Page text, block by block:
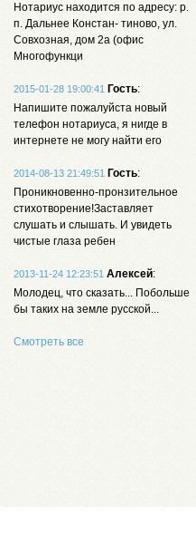
Нотариус находится по адресу: р.
п. Дальнее Констан- тиново, ул.
Совхозная, дом 2а (офис
Многофункци
2015-01-28 19:00:41 Гость:
Напишите пожалуйста новый
телефон нотариуса, я нигде в
интернете не могу найти его
2014-08-13 21:49:51 Гость:
Проникновенно-пронзительное
стихотворение!Заставляет
слушать и слышать. И увидеть
чистые глаза ребен
2013-11-24 12:23:51 Алексей:
Молодец, что сказать... Побольше
бы таких на земле русской...
Смотреть все